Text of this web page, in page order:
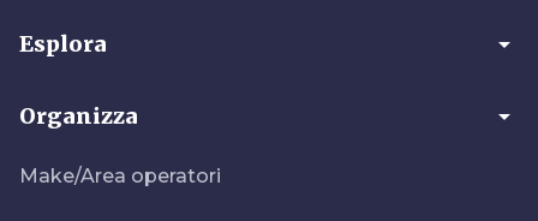
Esplora arrow_drop_down
Organizza arrow_drop_down
Make/Area operatori